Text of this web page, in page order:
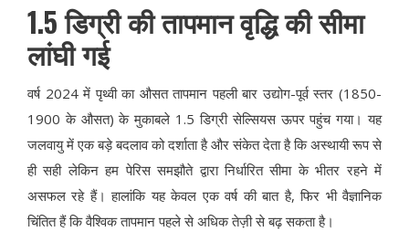
1.5 डिग्री की तापमान वृद्धि की सीमा
लांघी गई
वर्ष 2024 में पृथ्वी का औसत तापमान पहली बार उद्योग-पूर्व स्तर (1850-
1900 के औसत) के मुकाबले 1.5 डिग्री सेल्सियस ऊपर पहुंच गया। यह
जलवायु में एक बड़े बदलाव को दर्शाता है और संकेत देता है कि अस्थायी रूप से
ही सही लेकिन हम पेरिस समझौते द्वारा निर्धारित सीमा के भीतर रहने में
असफल रहे हैं। हालांकि यह केवल एक वर्ष की बात है, फिर भी वैज्ञानिक
चिंतित हैं कि वैश्विक तापमान पहले से अधिक तेज़ी से बढ़ सकता है।